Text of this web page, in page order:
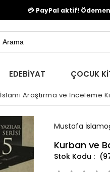
💳 PayPal aktif!
EDEBİYAT ÇOCUK
İslami Araştırma ve İnceleme
Mustafa
Kurban ve